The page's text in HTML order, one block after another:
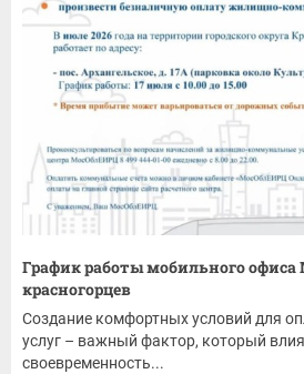
График работы мобильного
красногорцев
Создание комфортных условий для
услуг – важный фактор, который
своевременность...